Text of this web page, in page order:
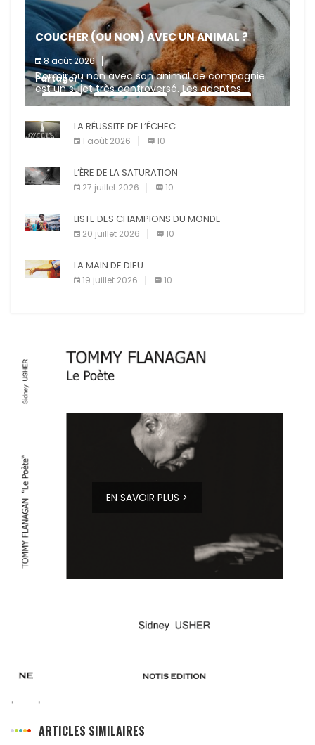
COUCHER (OU NON) AVEC UN ANIMAL ?
8 août 2026
Dormir ou non avec son animal de compagnie
est un sujet très controversé. Les adeptes
affirment que la présence de leur compagnon à
Partager :
Facebook Pinterest
E-mail Imprimer
LA RÉUSSITE DE L’ÉCHEC
1 août 2026 10
L’ÈRE DE LA SATURATION
27 juillet 2026 10
LISTE DES CHAMPIONS DU MONDE
20 juillet 2026 10
LA MAIN DE DIEU
19 juillet 2026 10
EN SAVOIR PLUS >
ARTICLES SIMILAIRES